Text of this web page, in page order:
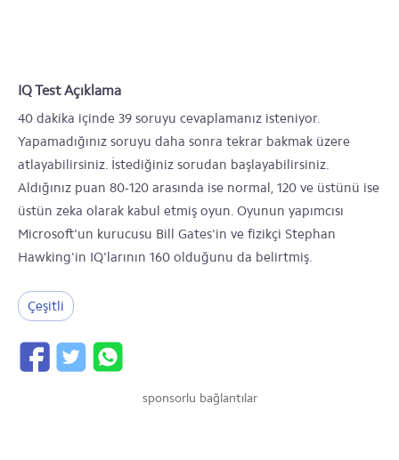
IQ Test Açıklama
40 dakika içinde 39 soruyu cevaplamanız isteniyor.
Yapamadığınız soruyu daha sonra tekrar bakmak üzere
atlayabilirsiniz. İstediğiniz sorudan başlayabilirsiniz.
Aldığınız puan 80-120 arasında ise normal, 120 ve üstünü ise
üstün zeka olarak kabul etmiş oyun. Oyunun yapımcısı
Microsoft'un kurucusu Bill Gates'in ve fizikçi Stephan
Hawking'in IQ'larının 160 olduğunu da belirtmiş.
Çeşitli
sponsorlu bağlantılar